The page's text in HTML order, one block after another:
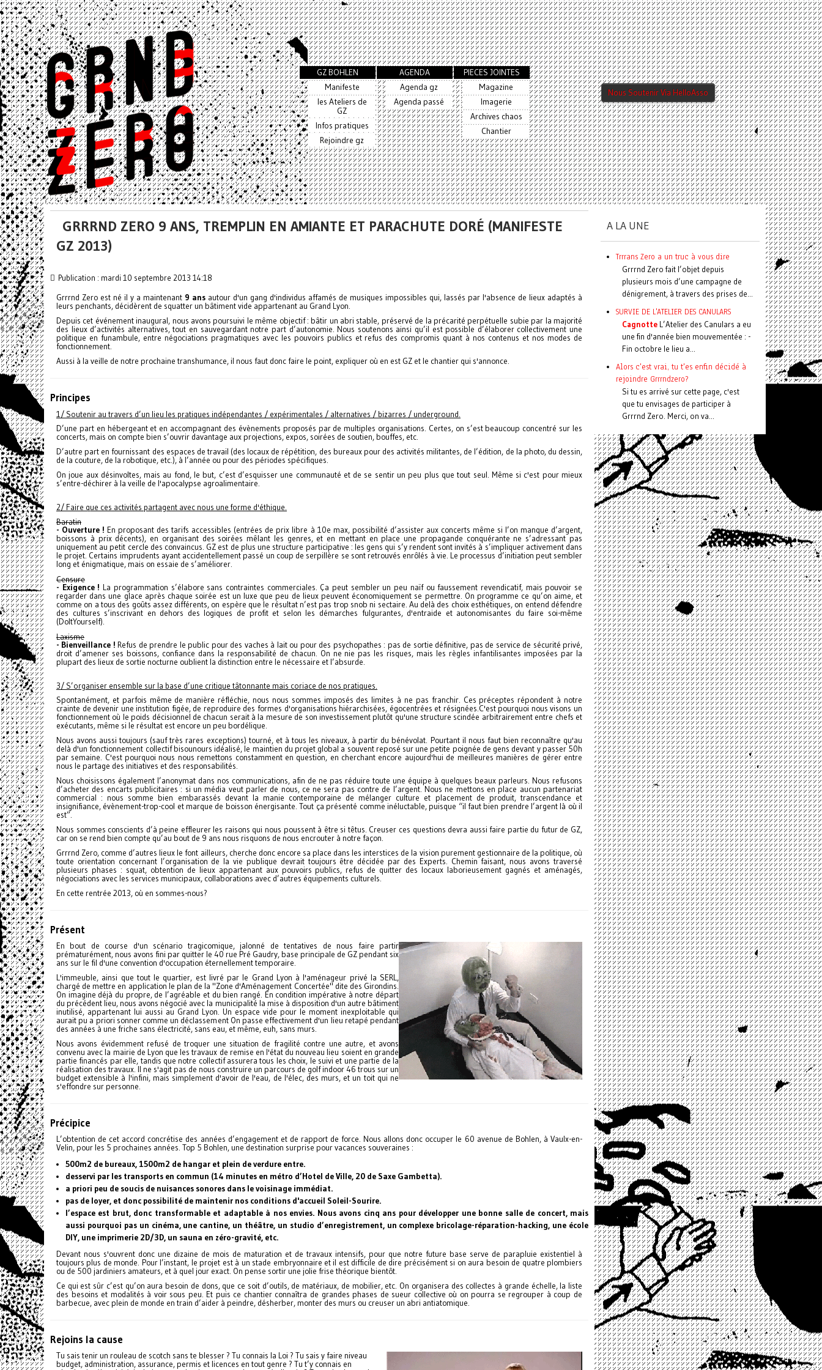
GZ BOHLEN
Manifeste
les Ateliers de
GZ
Infos pratiques
Rejoindre gz
AGENDA
Agenda gz
Agenda passé
PIECES JOINTES
Magazine
Imagerie
Archives chaos
Chantier
Nous Soutenir Via HelloAsso
GRRRND ZERO 9 ANS, TREMPLIN EN AMIANTE ET PARACHUTE DORÉ (MANIFESTE
GZ 2013)
Publication : mardi 10 septembre 2013 14:18
Grrrnd Zero est né il y a maintenant 9 ans autour d'un gang d'individus affamés de musiques impossibles qui, lassés par l'absence de lieux adaptés à
leurs penchants, décidèrent de squatter un bâtiment vide appartenant au Grand Lyon.
Depuis cet événement inaugural, nous avons poursuivi le même objectif : bâtir un abri stable, préservé de la précarité perpétuelle subie par la majorité
des lieux d’activités alternatives, tout en sauvegardant notre part d’autonomie. Nous soutenons ainsi qu’il est possible d’élaborer collectivement une
politique en funambule, entre négociations pragmatiques avec les pouvoirs publics et refus des compromis quant à nos contenus et nos modes de
fonctionnement.
Aussi à la veille de notre prochaine transhumance, il nous faut donc faire le point, expliquer où en est GZ et le chantier qui s'annonce.
Principes
1/ Soutenir au travers d’un lieu les pratiques indépendantes / expérimentales / alternatives / bizarres / underground.
D’une part en hébergeant et en accompagnant des évènements proposés par de multiples organisations. Certes, on s’est beaucoup concentré sur les
concerts, mais on compte bien s’ouvrir davantage aux projections, expos, soirées de soutien, bouffes, etc.
D’autre part en fournissant des espaces de travail (des locaux de répétition, des bureaux pour des activités militantes, de l’édition, de la photo, du dessin,
de la couture, de la robotique, etc.), à l’année ou pour des périodes spécifiques.
On joue aux désinvoltes, mais au fond, le but, c’est d’esquisser une communauté et de se sentir un peu plus que tout seul. Même si c'est pour mieux
s’entre-déchirer à la veille de l'apocalypse agroalimentaire.
2/ Faire que ces activités partagent avec nous une forme d'éthique.
Baratin
- Ouverture ! En proposant des tarifs accessibles (entrées de prix libre à 10e max, possibilité d’assister aux concerts même si l’on manque d’argent,
boissons à prix décents), en organisant des soirées mêlant les genres, et en mettant en place une propagande conquérante ne s’adressant pas
uniquement au petit cercle des convaincus. GZ est de plus une structure participative : les gens qui s’y rendent sont invités à s’impliquer activement dans
le projet. Certains imprudents ayant accidentellement passé un coup de serpillère se sont retrouvés enrôlés à vie. Le processus d’initiation peut sembler
long et énigmatique, mais on essaie de s’améliorer.
Censure
- Exigence ! La programmation s’élabore sans contraintes commerciales. Ça peut sembler un peu naïf ou faussement revendicatif, mais pouvoir se
regarder dans une glace après chaque soirée est un luxe que peu de lieux peuvent économiquement se permettre. On programme ce qu’on aime, et
comme on a tous des goûts assez différents, on espère que le résultat n’est pas trop snob ni sectaire. Au delà des choix esthétiques, on entend défendre
des cultures s’inscrivant en dehors des logiques de profit et selon les démarches fulgurantes, d'entraide et autonomisantes du faire soi-même
(DoItYourself).
Laxisme
- Bienveillance ! Refus de prendre le public pour des vaches à lait ou pour des psychopathes : pas de sortie définitive, pas de service de sécurité privé,
droit d’amener ses boissons, confiance dans la responsabilité de chacun. On ne nie pas les risques, mais les règles infantilisantes imposées par la
plupart des lieux de sortie nocturne oublient la distinction entre le nécessaire et l’absurde.
3/ S’organiser ensemble sur la base d’une critique tâtonnante mais coriace de nos pratiques.
Spontanément, et parfois même de manière réfléchie, nous nous sommes imposés des limites à ne pas franchir. Ces préceptes répondent à notre
crainte de devenir une institution figée, de reproduire des formes d'organisations hiérarchisées, égocentrées et résignées.C'est pourquoi nous visons un
fonctionnement où le poids décisionnel de chacun serait à la mesure de son investissement plutôt qu'une structure scindée arbitrairement entre chefs et
exécutants, même si le résultat est encore un peu bordélique.
Nous avons aussi toujours (sauf très rares exceptions) tourné, et à tous les niveaux, à partir du bénévolat. Pourtant il nous faut bien reconnaître qu'au
delà d'un fonctionnement collectif bisounours idéalisé, le maintien du projet global a souvent reposé sur une petite poignée de gens devant y passer 50h
par semaine. C'est pourquoi nous nous remettons constamment en question, en cherchant encore aujourd'hui de meilleures manières de gérer entre
nous le partage des initiatives et des responsabilités.
Nous choisissons également l’anonymat dans nos communications, afin de ne pas réduire toute une équipe à quelques beaux parleurs. Nous refusons
d’acheter des encarts publicitaires : si un média veut parler de nous, ce ne sera pas contre de l’argent. Nous ne mettons en place aucun partenariat
commercial : nous somme bien embarassés devant la manie contemporaine de mélanger culture et placement de produit, transcendance et
insignifiance, évènement-trop-cool et marque de boisson énergisante. Tout ça présenté comme inéluctable, puisque “il faut bien prendre l’argent là où il
est”.
Nous sommes conscients d’à peine effleurer les raisons qui nous poussent à être si têtus. Creuser ces questions devra aussi faire partie du futur de GZ,
car on se rend bien compte qu’au bout de 9 ans nous risquons de nous encrouter à notre façon.
Grrrnd Zero, comme d’autres lieux le font ailleurs, cherche donc encore sa place dans les interstices de la vision purement gestionnaire de la politique, où
toute orientation concernant l’organisation de la vie publique devrait toujours être décidée par des Experts. Chemin faisant, nous avons traversé
plusieurs phases : squat, obtention de lieux appartenant aux pouvoirs publics, refus de quitter des locaux laborieusement gagnés et aménagés,
négociations avec les services municipaux, collaborations avec d’autres équipements culturels.
En cette rentrée 2013, où en sommes-nous?
Présent
En bout de course d'un scénario tragicomique, jalonné de tentatives de nous faire partir
prématurément, nous avons fini par quitter le 40 rue Pré Gaudry, base principale de GZ pendant six
ans sur le fil d'une convention d'occupation éternellement temporaire.
L'immeuble, ainsi que tout le quartier, est livré par le Grand Lyon à l'aménageur privé la SERL,
chargé de mettre en application le plan de la "Zone d'Aménagement Concertée" dite des Girondins.
On imagine déjà du propre, de l’agréable et du bien rangé. En condition impérative à notre départ
du précédent lieu, nous avons négocié avec la municipalité la mise à disposition d'un autre bâtiment
inutilisé, appartenant lui aussi au Grand Lyon. Un espace vide pour le moment inexploitable qui
aurait pu a priori sonner comme un déclassement On passe effectivement d'un lieu retapé pendant
des années à une friche sans électricité, sans eau, et même, euh, sans murs.
Nous avons évidemment refusé de troquer une situation de fragilité contre une autre, et avons
convenu avec la mairie de Lyon que les travaux de remise en l'état du nouveau lieu soient en grande
partie financés par elle, tandis que notre collectif assurera tous les choix, le suivi et une partie de la
réalisation des travaux. Il ne s'agit pas de nous construire un parcours de golf indoor 46 trous sur un
budget extensible à l'infini, mais simplement d'avoir de l'eau, de l'élec, des murs, et un toit qui ne
s'effondre sur personne.
Précipice
L’obtention de cet accord concrétise des années d’engagement et de rapport de force. Nous allons donc occuper le 60 avenue de Bohlen, à Vaulx-en-
Velin, pour les 5 prochaines années. Top 5 Bohlen, une destination surprise pour vacances souveraines :
500m2 de bureaux, 1500m2 de hangar et plein de verdure entre.
desservi par les transports en commun (14 minutes en métro d’Hotel de Ville, 20 de Saxe Gambetta).
a priori peu de soucis de nuisances sonores dans le voisinage immédiat.
pas de loyer, et donc possibilité de maintenir nos conditions d'accueil Soleil-Sourire.
l’espace est brut, donc transformable et adaptable à nos envies. Nous avons cinq ans pour développer une bonne salle de concert, mais
aussi pourquoi pas un cinéma, une cantine, un théâtre, un studio d’enregistrement, un complexe bricolage-réparation-hacking, une école
DIY, une imprimerie 2D/3D, un sauna en zéro-gravité, etc.
Devant nous s'ouvrent donc une dizaine de mois de maturation et de travaux intensifs, pour que notre future base serve de parapluie existentiel à
toujours plus de monde. Pour l’instant, le projet est à un stade embryonnaire et il est difficile de dire précisément si on aura besoin de quatre plombiers
ou de 500 jardiniers amateurs, et à quel jour exact. On pense sortir une jolie frise théorique bientôt.
Ce qui est sûr c’est qu’on aura besoin de dons, que ce soit d’outils, de matériaux, de mobilier, etc. On organisera des collectes à grande échelle, la liste
des besoins et modalités à voir sous peu. Et puis ce chantier connaîtra de grandes phases de sueur collective où on pourra se regrouper à coup de
barbecue, avec plein de monde en train d’aider à peindre, désherber, monter des murs ou creuser un abri antiatomique.
Rejoins la cause
Tu sais tenir un rouleau de scotch sans te blesser ? Tu connais la Loi ? Tu sais y faire niveau
budget, administration, assurance, permis et licences en tout genre ? Tu t’y connais en
A LA UNE
Trrrans Zero a un truc à vous dire
Grrrnd Zero fait l’objet depuis
plusieurs mois d’une campagne de
dénigrement, à travers des prises de...
SURVIE DE L'ATELIER DES CANULARS
Cagnotte L’Atelier des Canulars a eu
une fin d'année bien mouvementée : -
Fin octobre le lieu a...
Alors c'est vrai, tu t'es enfin décidé à
rejoindre Grrrndzero?
Si tu es arrivé sur cette page, c'est
que tu envisages de participer à
Grrrnd Zero. Merci, on va...